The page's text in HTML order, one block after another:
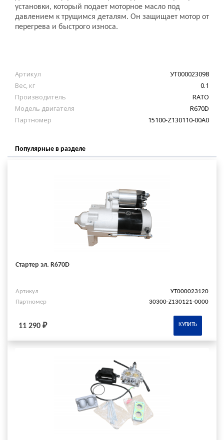
установки, который подает моторное масло под
давлением к трущимся деталям. Он защищает мотор от
перегрева и быстрого износа.
Артикул
УТ000023098
Вес, кг
0.1
Производитель
RATO
Модель двигателя
R670D
Партномер
15100-Z130110-00A0
Популярные в разделе
Стартер эл. R670D
Артикул
УТ000023120
Партномер
30300-Z130121-0000
11 290 ₽ КУПИТЬ